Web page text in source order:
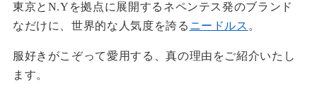
東京とN.Yを拠点に展開するネペンテス発のブランド
なだけに、世界的な人気度を誇る ニードルス 。
服好きがこぞって愛用する、真の理由をご紹介いたし
ます。